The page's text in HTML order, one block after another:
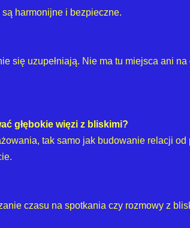
harmonijne i bezpieczne.
się uzupełniają. Nie ma tu miejsca ani
głębokie więzi z bliskimi?
tak samo jak budowanie relacji
czasu na spotkania czy rozmowy z